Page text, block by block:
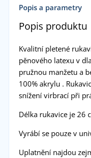
Popis a parametry
Popis produktu
Kvalitní pletené
pěnového latexu v
pružnou manžetu a
100% akrylu .
snížení virbrací při
Délka rukavice je 26
Vyrábí se pouze v
Uplatnění najdou